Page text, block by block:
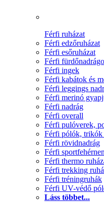
Férfi ruházat
Férfi edzőruházat
Férfi esőruházat
Férfi
Férfi ingek
Férfi kabátok és
Férfi leggings
Férfi merinó
Férfi nadrág
Férfi overall
Férfi pulóverek,
Férfi pólók, trikók
Férfi rövidnadrág
Férfi
Férfi thermo
Férfi trekking
Férfi tréningruhák
Férfi UV-védő
Láss többet...